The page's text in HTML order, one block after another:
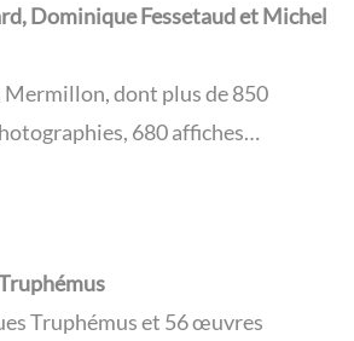
Dominique Fessetaud et Michel
Mermillon, dont plus de 850
680 affiches…
Truphémus et 56 œuvres